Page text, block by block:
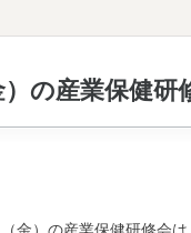
の産業保健
金）の産業保健研修会